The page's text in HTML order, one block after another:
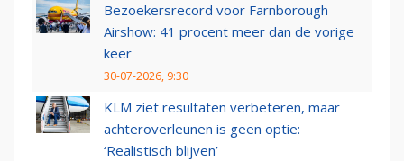
Bezoekersrecord voor Farnborough
Airshow: 41 procent meer dan de vorige
keer
30-07-2026, 9:30
KLM ziet resultaten verbeteren, maar
achteroverleunen is geen optie:
‘Realistisch blijven’